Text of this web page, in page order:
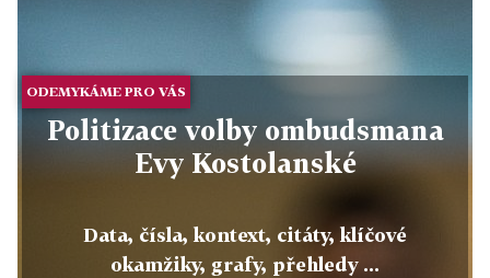
ODEMYKÁME PRO VÁS
Politizace volby ombudsmana
Evy Kostolanské
Data, čísla, kontext, citáty, klíčové
okamžiky, grafy, přehledy ...